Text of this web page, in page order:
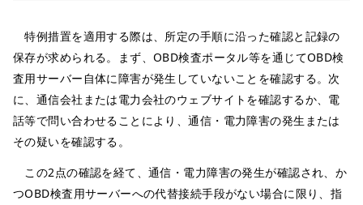
特例措置を適用する際は、所定の手順に沿った確認と記録の
保存が求められる。まず、OBD検査ポータル等を通じてOBD検
査用サーバー自体に障害が発生していないことを確認する。次
に、通信会社または電力会社のウェブサイトを確認するか、電
話等で問い合わせることにより、通信・電力障害の発生または
その疑いを確認する。
この2点の確認を経て、通信・電力障害の発生が確認され、か
つOBD検査用サーバーへの代替接続手段がない場合に限り、指